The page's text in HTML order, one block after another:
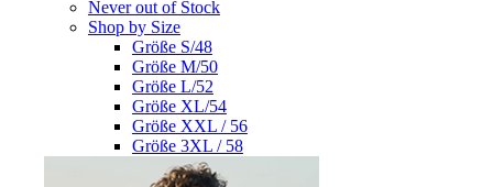
Never out of Stock
Shop by Size
Größe S/48
Größe M/50
Größe L/52
Größe XL/54
Größe XXL / 56
Größe 3XL / 58